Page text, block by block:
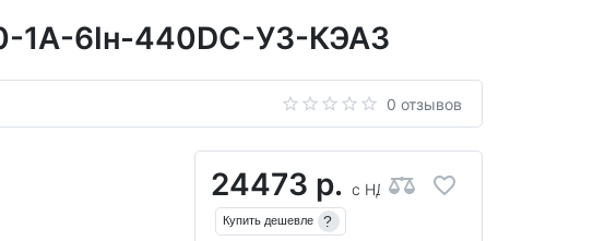
1А-6Iн-440DC-У3-КЭАЗ
0 отзывов
24473 р. с НДС
Купить дешевле ?